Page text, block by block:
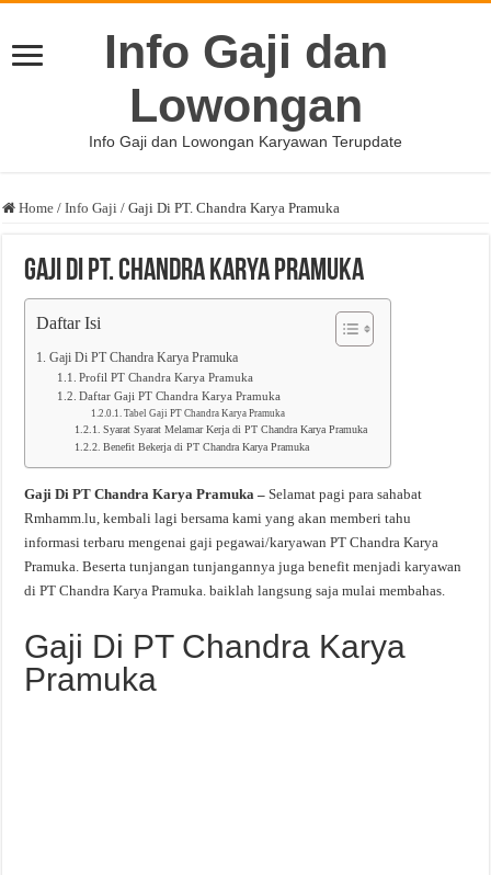
Info Gaji dan
Lowongan
Info Gaji dan Lowongan Karyawan Terupdate
Home / Info Gaji / Gaji Di PT. Chandra Karya Pramuka
Gaji Di PT. Chandra Karya Pramuka
Daftar Isi
Gaji Di PT Chandra Karya Pramuka
Profil PT Chandra Karya Pramuka
Daftar Gaji PT Chandra Karya Pramuka
Tabel Gaji PT Chandra Karya Pramuka
Syarat Syarat Melamar Kerja di PT Chandra Karya Pramuka
Benefit Bekerja di PT Chandra Karya Pramuka
Gaji Di PT Chandra Karya Pramuka –Selamat pagi para sahabat
Rmhamm.lu, kembali lagi bersama kami yang akan memberi tahu
informasi terbaru mengenai gaji pegawai/karyawan PT Chandra Karya
Pramuka. Beserta tunjangan tunjangannya juga benefit menjadi karyawan
di PT Chandra Karya Pramuka. baiklah langsung saja mulai membahas.
Gaji Di PT Chandra Karya
Pramuka